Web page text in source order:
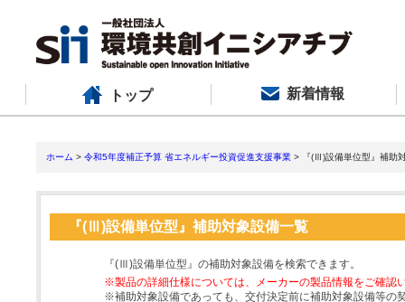
トップ 新着情報
ホーム > 令和5年度補正予算 省エネルギー投資促進支援事業 > 『(Ⅲ)設備単位型』補助
『(Ⅲ)設備単位型』補助対象設備一覧
『(Ⅲ)設備単位型』の補助対象設備を検索できます。
※製品の詳細仕様については、メーカーの製品情報をご確認
※補助対象設備であっても、交付決定前に補助対象設備等の